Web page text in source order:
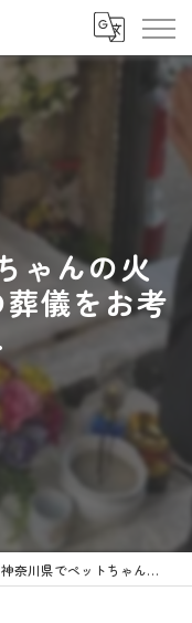
ゃんの火
儀をお考
神奈川県でペットちゃんの火葬、ペットちゃんの葬儀をお考えの方...